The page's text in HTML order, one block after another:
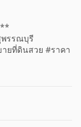
พรรณบุรี
ยที่ดินสวย #ราคา